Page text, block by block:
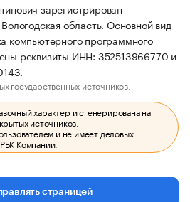
зарегистрирован
область. Основной вид
компьютерного программного
реквизиты ИНН: 352513966770 и
государственных источников.
характер и сгенерирована на
источников.
и не имеет деловых
Компании.
страницей